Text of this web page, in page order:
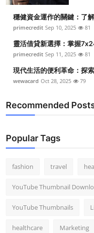
穩健資金運作的關鍵：了
primecredit Sep 10, 2025 81
靈活借貸新選擇：掌握
primecredit Sep 11, 2025 81
現代生活的便利革命：探
wewacard Oct 28, 2025 79
Recommended
Popular Tags
fashion travel
YouTube Thumbnail
YouTube Thumbnails
healthcare Marketing